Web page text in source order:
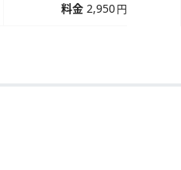
2,950円